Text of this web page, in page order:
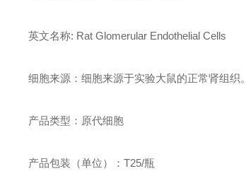
英文名称: Rat Glomerular Endothelial Cells
细胞来源：细胞来源于实验大鼠的正常肾组织。
产品类型：原代细胞
产品包装（单位）：T25/瓶